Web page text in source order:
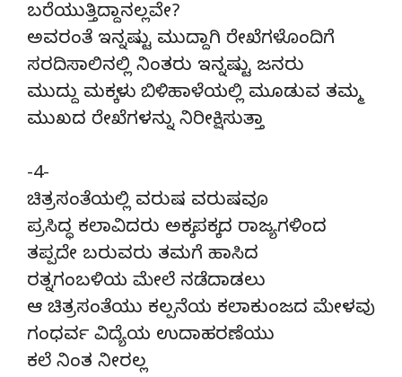
ಬರೆಯುತ್ತಿದ್ದಾನಲ್ಲವೇ?
ಅವರಂತೆ ಇನ್ನಷ್ಟು ಮುದ್ದಾಗಿ ರೇಖೆಗಳೊಂದಿಗೆ
ಸರದಿಸಾಲಿನಲ್ಲಿ ನಿಂತರು ಇನ್ನಷ್ಟು ಜನರು
ಮುದ್ದು ಮಕ್ಕಳು ಬಿಳಿಹಾಳೆಯಲ್ಲಿ ಮೂಡುವ ತಮ್ಮ
ಮುಖದ ರೇಖೆಗಳನ್ನು ನಿರೀಕ್ಷಿಸುತ್ತಾ
-4-
ಚಿತ್ರಸಂತೆಯಲ್ಲಿ ವರುಷ ವರುಷವೂ
ಪ್ರಸಿದ್ಧ ಕಲಾವಿದರು ಅಕ್ಕಪಕ್ಕದ ರಾಜ್ಯಗಳಿಂದ
ತಪ್ಪದೇ ಬರುವರು ತಮಗೆ ಹಾಸಿದ
ರತ್ನಗಂಬಳಿಯ ಮೇಲೆ ನಡೆದಾಡಲು
ಆ ಚಿತ್ರಸಂತೆಯು ಕಲ್ಪನೆಯ ಕಲಾಕುಂಜದ ಮೇಳವು
ಗಂಧರ್ವ ವಿದ್ಯೆಯ ಉದಾಹರಣೆಯು
ಕಲೆ ನಿಂತ ನೀರಲ್ಲ